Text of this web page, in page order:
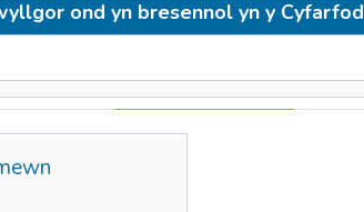
ond yn bresennol yn y Cyfarfod